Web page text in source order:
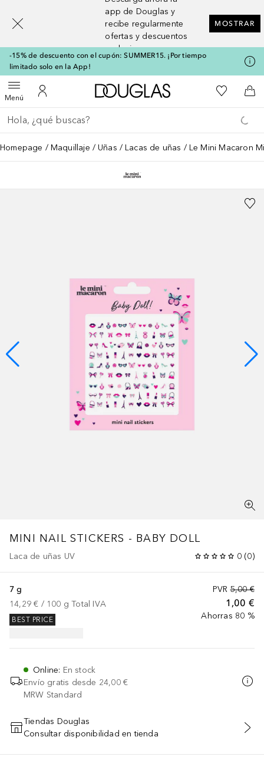
app de Douglas y
recibe regularmente
ofertas y descuentos
exclusivos
MOSTRAR
-15% de descuento con el cupón: SUMMER15. ¡Por tiempo
limitado solo en la App!
MenúAbrir menúMi cuenta
A Douglas HomeMi lista de
A
Regresar
Ejecutar búsqueda
Homepage Maquillaje Uñas Lacas de uñas Le Mini Macaron
MINI NAIL STICKERS - BABY DOLL
Laca de uñas UV 0 (0)
PVR 5,00 €
1,00 €
Ahorras 80 %
7 g
14,29 € / 100 g Total IVA
BEST PRICE
Online: En stock
Envío gratis desde 24,00 €
MRW Standard
AÑADIR AL CARRITO
Tiendas Douglas
Consultar disponibilidad en tienda
[navigation.slideout.screenreader]